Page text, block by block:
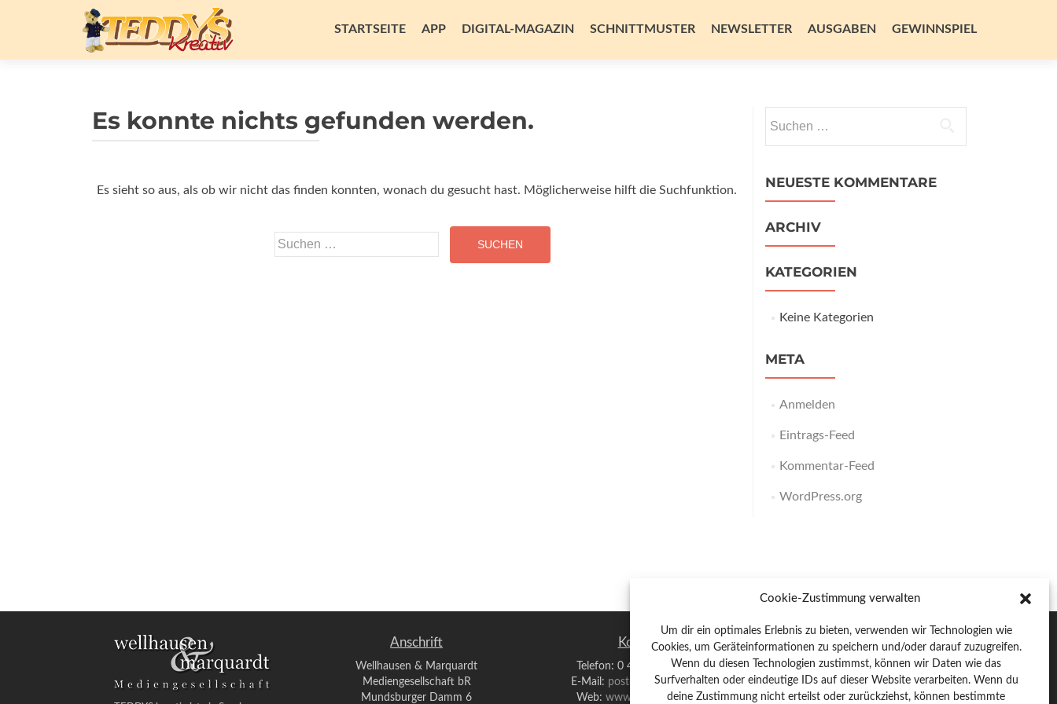
Cookie-Zustimmung verwalten
Um dir ein optimales Erlebnis zu bieten, verwenden wir Technologien wie
Cookies, um Geräteinformationen zu speichern und/oder darauf zuzugreifen.
Wenn du diesen Technologien zustimmst, können wir Daten wie das
Surfverhalten oder eindeutige IDs auf dieser Website verarbeiten. Wenn du
deine Zustimmung nicht erteilst oder zurückziehst, können bestimmte
Inhalt
STARTSEITE APP DIGITAL-MAGAZIN SCHNITTMUSTER NEWSLETTER AUSGABEN GEWINNSPIEL
Es konnte nichts gefunden werden.
Es sieht so aus, als ob wir nicht das finden konnten, wonach du gesucht hast. Möglicherweise hilft die Suchfunktion.
Suchen
nach:
nach:
NEUESTE KOMMENTARE
ARCHIV
KATEGORIEN
Keine Kategorien
META
Anmelden
Eintrags-Feed
Kommentar-Feed
WordPress.org
Anschrift
Wellhausen & Marquardt
Mediengesellschaft bR
Mundsburger Damm 6
Kontakt
Telefon: 0 40 / 42 91 77-0
E-Mail: post@wm-medien.de
Web: www.wm-medien.de